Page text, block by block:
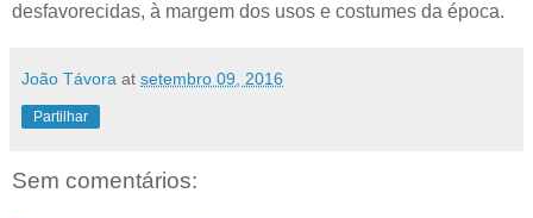
desfavorecidas, à margem dos usos e costumes da época.
João Távora at setembro 09, 2016
Partilhar
Sem comentários: